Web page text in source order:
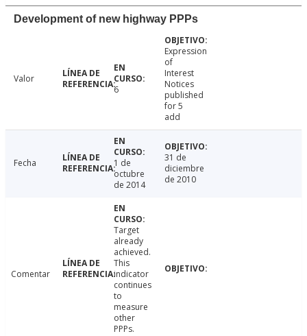
Development of new highway PPPs
Valor
6
Expression
of
Interest
Notices
published
for 5
add
Fecha
1 de
octubre
de 2014
31 de
diciembre
de 2010
Comentar
Target
already
achieved.
This
indicator
continues
to
measure
other
PPPs.